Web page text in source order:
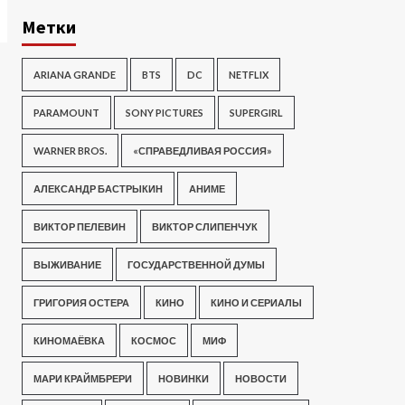
Метки
ARIANA GRANDE BTS DC NETFLIX
PARAMOUNT SONY PICTURES SUPERGIRL
WARNER BROS. «СПРАВЕДЛИВАЯ РОССИЯ»
АЛЕКСАНДР БАСТРЫКИН АНИМЕ
ВИКТОР ПЕЛЕВИН ВИКТОР СЛИПЕНЧУК
ВЫЖИВАНИЕ ГОСУДАРСТВЕННОЙ ДУМЫ
ГРИГОРИЯ ОСТЕРА КИНО КИНО И СЕРИАЛЫ
КИНОМАЁВКА КОСМОС МИФ
МАРИ КРАЙМБРЕРИ НОВИНКИ НОВОСТИ